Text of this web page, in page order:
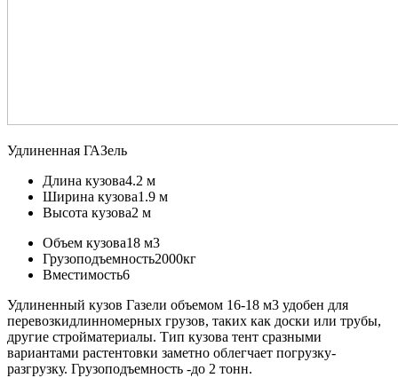
Удлиненная ГАЗель
Длина кузова4.2 м
Ширина кузова1.9 м
Высота кузова2 м
Объем кузова18 м3
Грузоподъемность2000кг
Вместимость6
Удлиненный кузов Газели объемом 16-18 м3 удобен для
перевозкидлинномерных грузов, таких как доски или трубы,
другие стройматериалы. Тип кузова тент сразными
вариантами растентовки заметно облегчает погрузку-
разгрузку. Грузоподъемность -до 2 тонн.